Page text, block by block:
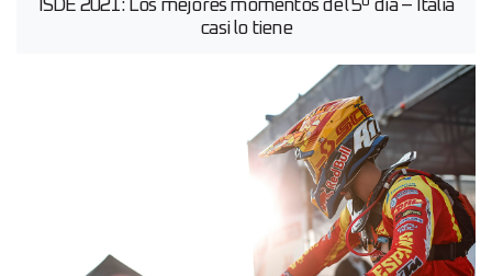
ISDE 2021: Los mejores momentos del 5º día – Italia
casi lo tiene